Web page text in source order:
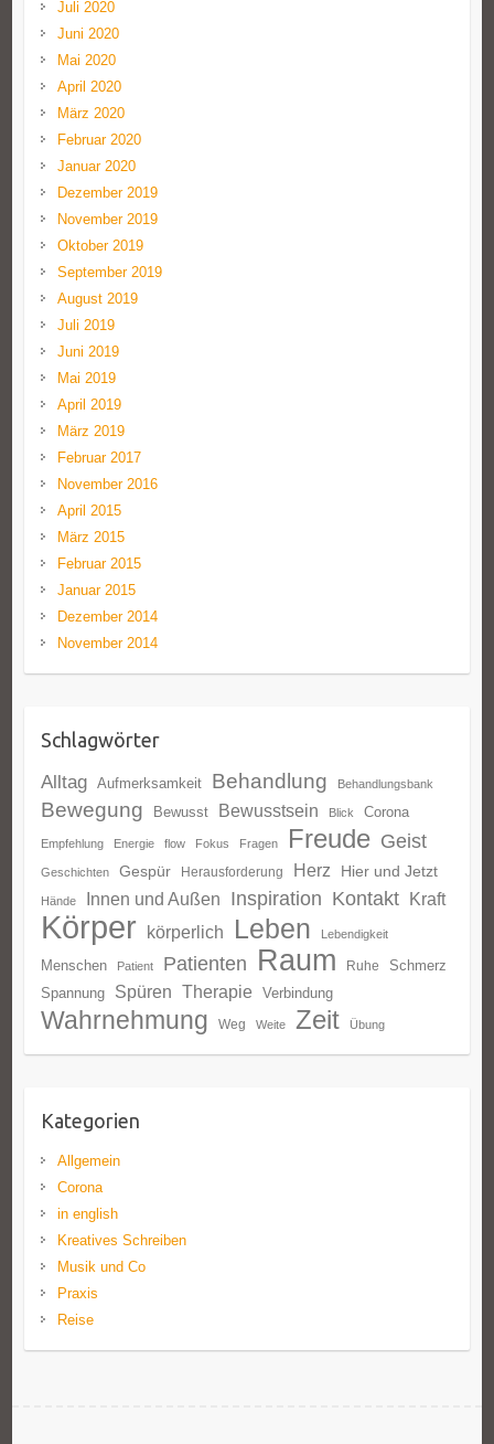
Juli 2020
Juni 2020
Mai 2020
April 2020
März 2020
Februar 2020
Januar 2020
Dezember 2019
November 2019
Oktober 2019
September 2019
August 2019
Juli 2019
Juni 2019
Mai 2019
April 2019
März 2019
Februar 2017
November 2016
April 2015
März 2015
Februar 2015
Januar 2015
Dezember 2014
November 2014
Schlagwörter
Alltag Aufmerksamkeit Behandlung Behandlungsbank
Bewegung Bewusst Bewusstsein Blick Corona
Empfehlung Energie flow Fokus Fragen Freude Geist
Geschichten Gespür Herausforderung Herz Hier und Jetzt
Hände Innen und Außen Inspiration Kontakt Kraft
Körper körperlich Leben Lebendigkeit
Menschen Patient Patienten Raum Ruhe
Schmerz
Spannung
Spüren Therapie Verbindung
Wahrnehmung Weg Weite Zeit Übung
Kategorien
Allgemein
Corona
in english
Kreatives Schreiben
Musik und Co
Praxis
Reise